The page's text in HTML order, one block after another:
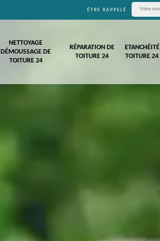
ÊTRE RAPPELÉ
NETTOYAGE
DÉMOUSSAGE DE
TOITURE 24
RÉPARATION DE
TOITURE 24
ETANCHÉITÉ
TOITURE 24